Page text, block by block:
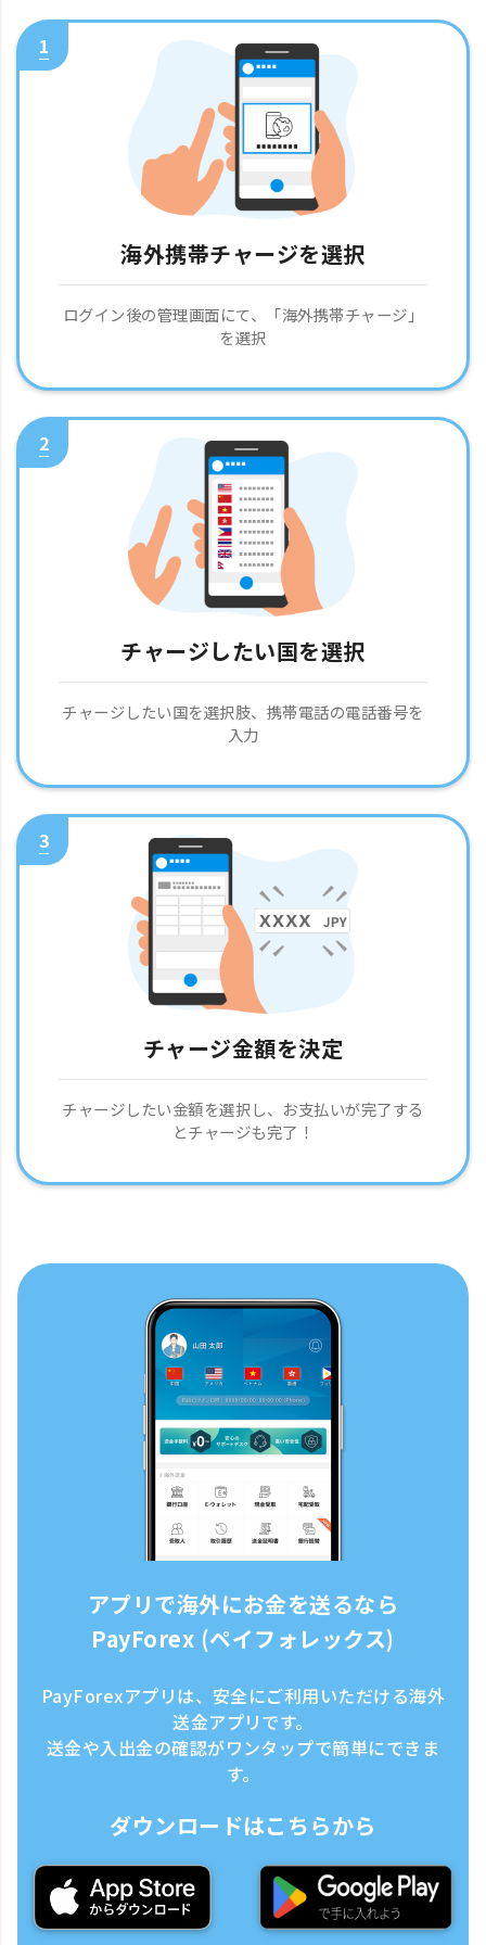
1
海外携帯チャージを選択
ログイン後の管理画面にて、「海外携帯チャージ」
を選択
2
チャージしたい国を選択
チャージしたい国を選択肢、携帯電話の電話番号を
入力
3
チャージ金額を決定
チャージしたい金額を選択し、お支払いが完了する
とチャージも完了！
アプリで海外にお金を送るなら
PayForex (ペイフォレックス)
PayForexアプリは、安全にご利用いただける海外
送金アプリです。
送金や入出金の確認がワンタップで簡単にできま
す。
ダウンロードはこちらから